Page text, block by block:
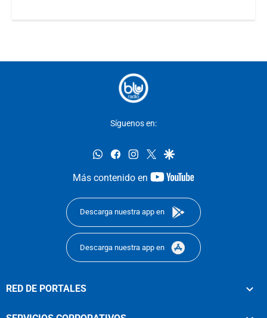
Síguenos en:
whatsappfacebookinstagram
twittergoogle
Más contenido en
youtube-
Descarga nuestra app en
Descarga nuestra app en
RED DE PORTALES